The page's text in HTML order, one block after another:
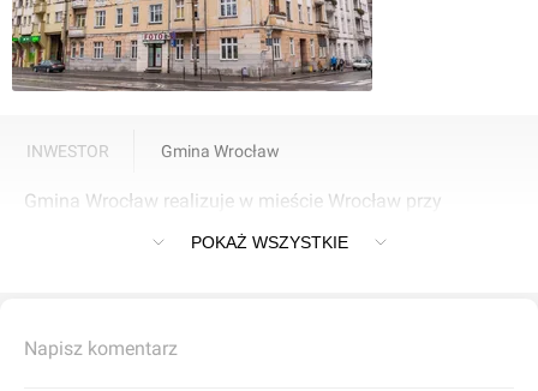
INWESTOR Gmina Wrocław
Gmina Wrocław realizuje w mieście Wrocław przy
Cybulskiego 11 inwestycję Kamienica Cybulskiego 11.
POKAŻ WSZYSTKIE
Napisz komentarz